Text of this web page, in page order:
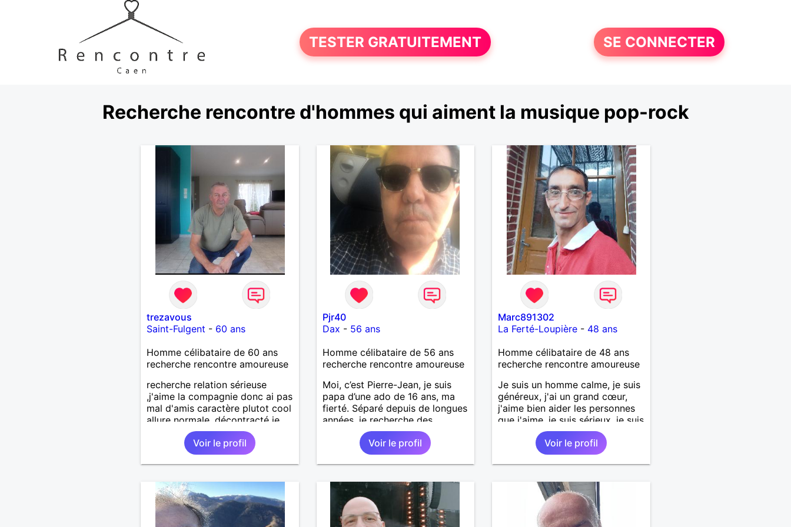
TESTER GRATUITEMENT SE CONNECTER
Recherche rencontre d'hommes qui aiment la musique pop-rock
trezavous
Saint-Fulgent - 60 ans
Homme célibataire de 60 ans
recherche rencontre amoureuse
recherche relation sérieuse
,j'aime la compagnie donc ai pas
mal d'amis caractère plutot cool
allure normale ,décontracté je
voudrais rencontrer une
personne aimant la nature
,bricolage ,quelqu'un de simple
et naturel à vos claviers
Voir le profil
Pjr40
Dax - 56 ans
Homme célibataire de 56 ans
recherche rencontre amoureuse
Moi, c’est Pierre-Jean, je suis
papa d’une ado de 16 ans, ma
fierté. Séparé depuis de longues
années, je recherche des
affinités amicales afin de
rompre une solitude parfois
difficile à gérer ainsi que casser
le vague à l’âme. L’amitié reste
yeux mais peut se décliner en
des sentiments plus puissants.
« Le temps fera son œuvre »
Voir le profil
Marc891302
La Ferté-Loupière - 48 ans
Homme célibataire de 48 ans
recherche rencontre amoureuse
Je suis un homme calme, je suis
généreux, j'ai un grand cœur,
j'aime bien aider les personnes
que j'aime, je suis sérieux, je suis
sincère, je suis honnête, j'aime
pas qu'on joue avec moi et
j'aime pas les mensonges. Je
cherche une relation amoureuse
Voir le profil